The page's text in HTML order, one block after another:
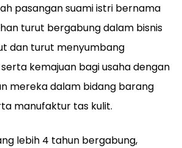
pasangan suami istri bernama
turut bergabung dalam bisnis
dan turut menyumbang
kemajuan bagi usaha dengan
mereka dalam bidang barang
manufaktur tas kulit.
lebih 4 tahun bergabung,